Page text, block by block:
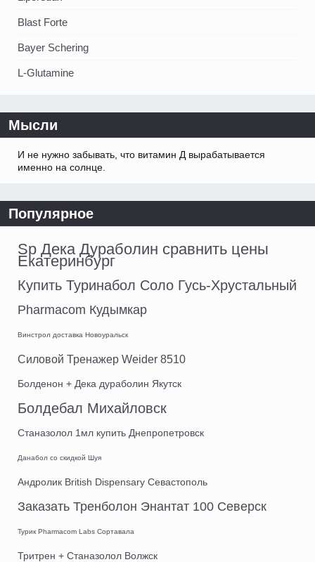
Blast Forte
Bayer Schering
L-Glutamine
Мысли
И не нужно забывать, что витамин Д вырабатывается
именно на солнце.
Популярное
Sp Дека Дураболин сравнить цены
Екатеринбург
Купить Туринабол Соло Гусь-Хрустальный
Pharmacom Кудымкар
Винстрол доставка Новоуральск
Силовой Тренажер Weider 8510
Болденон + Дека дураболин Якутск
Болдебал Михайловск
Станазолол 1мл купить Днепропетровск
Данабол со скидкой Шуя
Андролик British Dispensary Севастополь
Заказать Тренболон Энантат 100 Северск
Турик Pharmacom Labs Сортавала
Тритрен + Станазолол Волжск